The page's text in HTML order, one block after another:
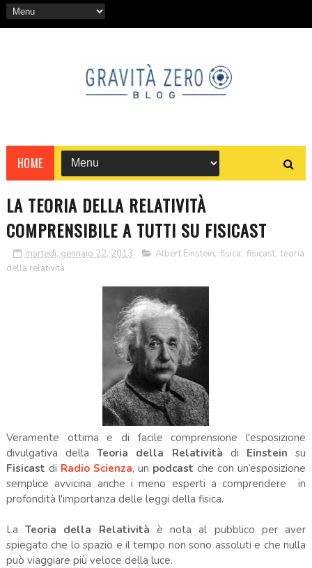
HOME
LA TEORIA DELLA RELATIVITÀ
COMPRENSIBILE A TUTTI SU FISICAST
martedì, gennaio 22, 2013 Albert Einstein, fisica, fisicast, teoria
della relatività
Veramente ottima e di facile comprensione l'esposizione
divulgativa dellaTeoria della Relatività di Einstein su
Fisicast di Radio Scienza, un podcast che con un’esposizione
semplice avvicina anche i meno esperti a comprendere in
profondità l'importanza delle leggi della fisica.
LaTeoria della Relatività è nota al pubblico per aver
spiegato che lo spazio e il tempo non sono assoluti e che nulla
può viaggiare più veloce della luce.